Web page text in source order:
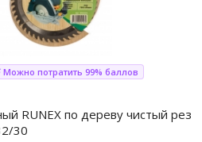
Можно потратить 99% баллов
RUNEX по дереву чистый рез
30